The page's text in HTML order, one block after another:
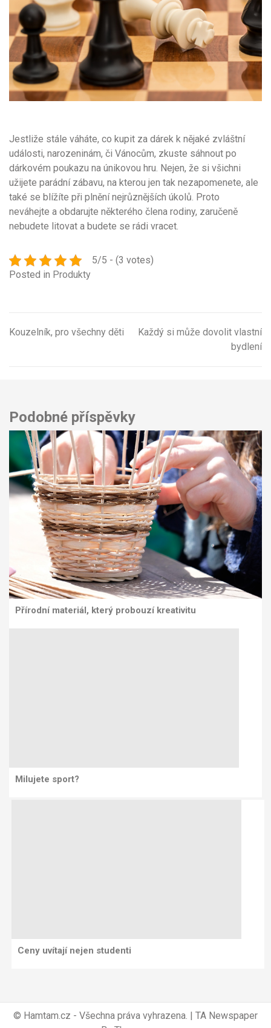
Jestliže stále váháte, co kupit za dárek k nějaké zvláštní
události, narozeninám, či Vánocům, zkuste sáhnout po
dárkovém poukazu na únikovou hru. Nejen, že si všichni
užijete parádní zábavu, na kterou jen tak nezapomenete, ale
také se blížíte při plnění nejrůznějších úkolů. Proto
neváhejte a obdarujte některého člena rodiny, zaručeně
nebudete litovat a budete se rádi vracet.
5/5 - (3 votes)
Posted in Produkty
Navigace
Kouzelník, pro všechny děti
Každý si může dovolit vlastní
bydlení
Podobné příspěvky
Přírodní materiál, který probouzí kreativitu
Milujete sport?
Ceny uvítají nejen studenti
© Hamtam.cz - Všechna práva vyhrazena. | TA Newspaper